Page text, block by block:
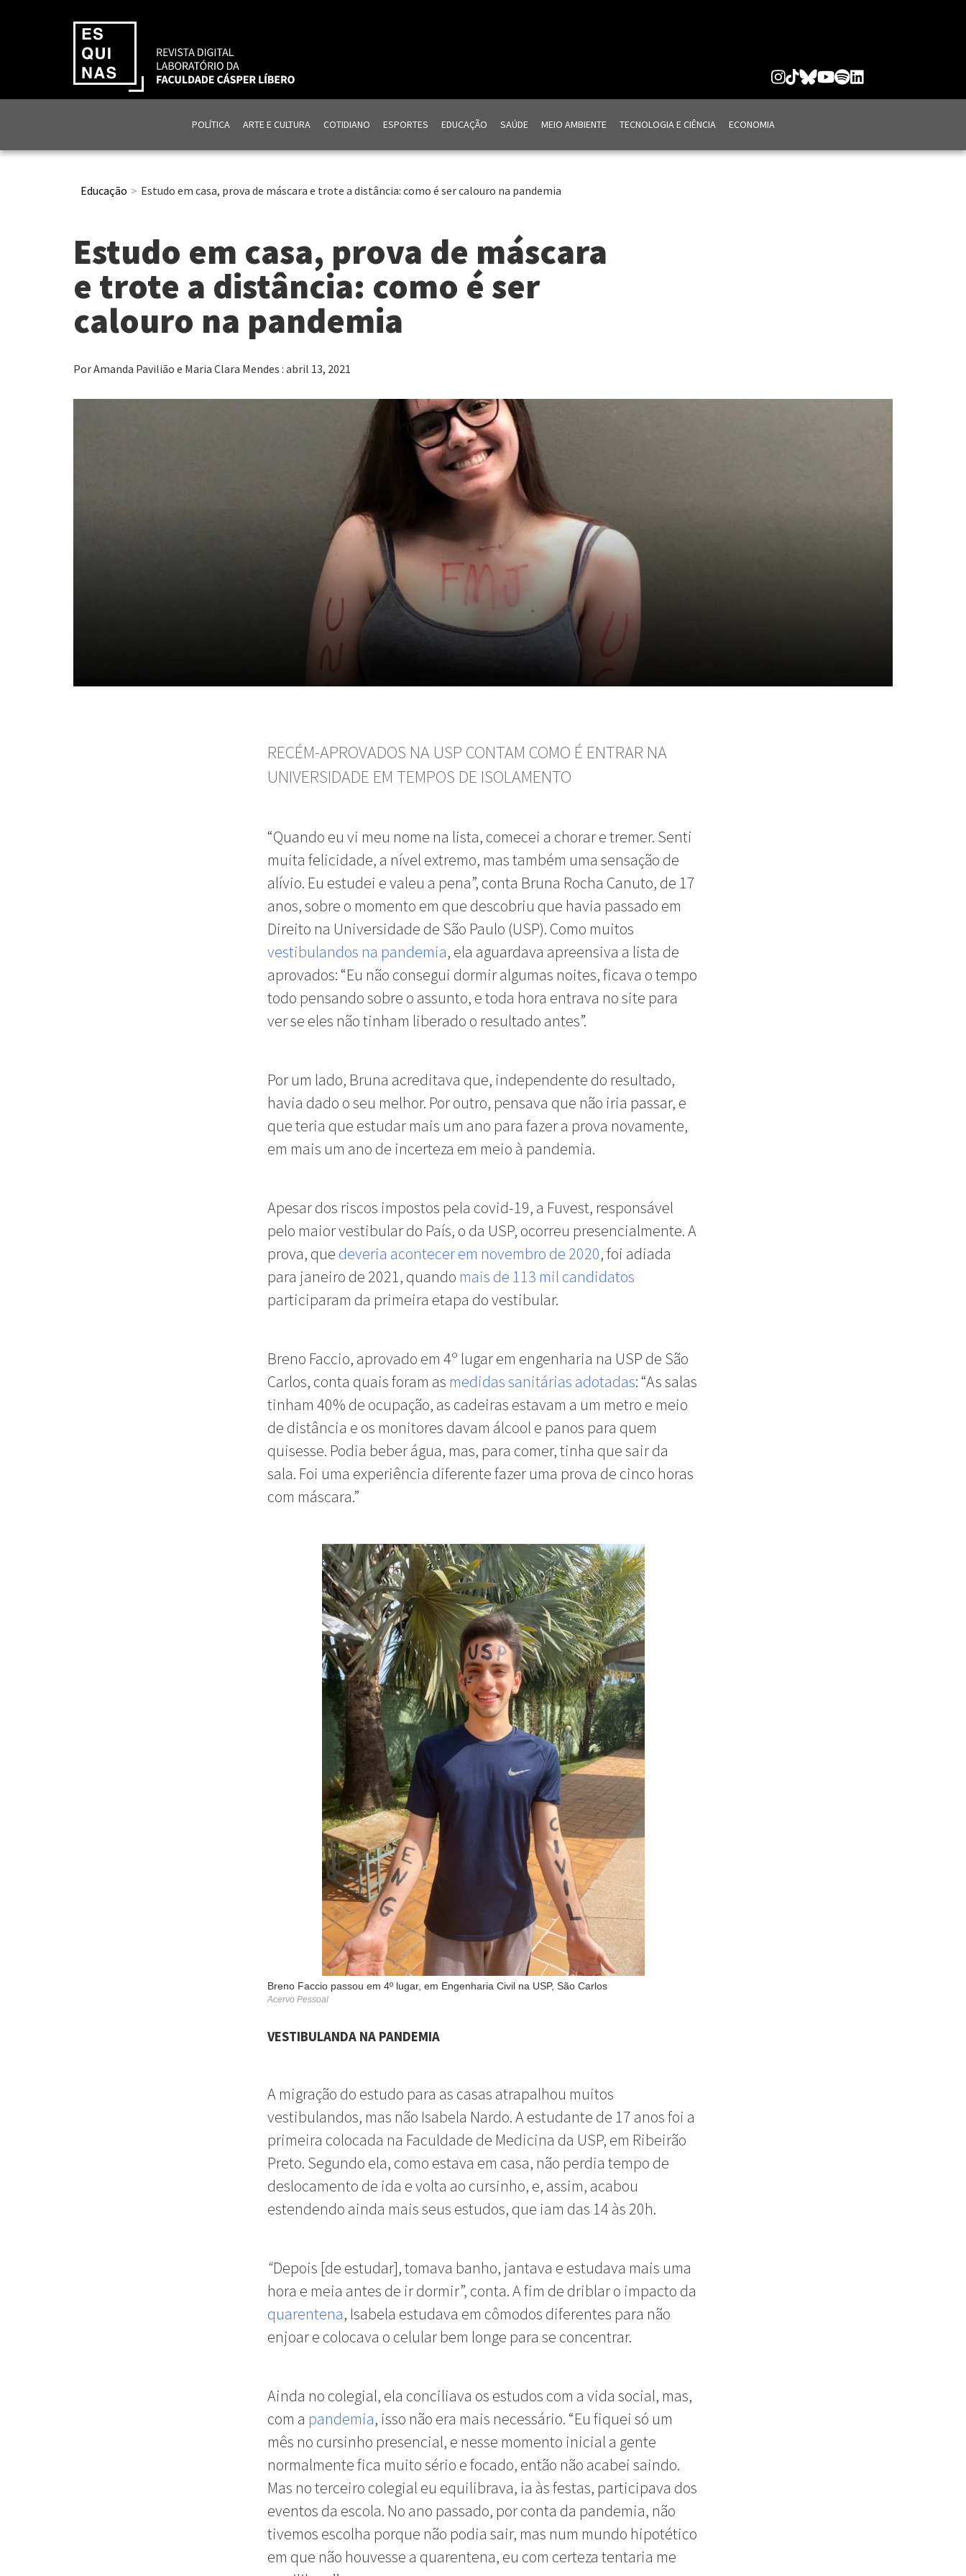
POLÍTICA ARTE E CULTURA COTIDIANO ESPORTES EDUCAÇÃO SAÚDE MEIO AMBIENTE TECNOLOGIA E CIÊNCIA ECONOMIA
Educação Estudo em casa, prova de máscara e trote a distância: como é ser calouro na pandemia
Estudo em casa, prova de máscara
e trote a distância: como é ser
calouro na pandemia
Por Amanda Pavilião e Maria Clara Mendes : abril 13, 2021
RECÉM-APROVADOS NA USP CONTAM COMO É ENTRAR NA
UNIVERSIDADE EM TEMPOS DE ISOLAMENTO
“Quando eu vi meu nome na lista, comecei a chorar e tremer. Senti
muita felicidade, a nível extremo, mas também uma sensação de
alívio. Eu estudei e valeu a pena”, conta Bruna Rocha Canuto, de 17
anos, sobre o momento em que descobriu que havia passado em
Direito na Universidade de São Paulo (USP). Como muitos
vestibulandos na pandemia, ela aguardava apreensiva a lista de
aprovados: “Eu não consegui dormir algumas noites, ficava o tempo
todo pensando sobre o assunto, e toda hora entrava no site para
ver se eles não tinham liberado o resultado antes”.
Por um lado, Bruna acreditava que, independente do resultado,
havia dado o seu melhor. Por outro, pensava que não iria passar, e
que teria que estudar mais um ano para fazer a prova novamente,
em mais um ano de incerteza em meio à pandemia.
Apesar dos riscos impostos pela covid-19, a Fuvest, responsável
pelo maior vestibular do País, o da USP, ocorreu presencialmente. A
prova, que deveria acontecer em novembro de 2020, foi adiada
para janeiro de 2021, quando mais de 113 mil candidatos
participaram da primeira etapa do vestibular.
Breno Faccio, aprovado em 4º lugar em engenharia na USP de São
Carlos, conta quais foram as medidas sanitárias adotadas: “As salas
tinham 40% de ocupação, as cadeiras estavam a um metro e meio
de distância e os monitores davam álcool e panos para quem
quisesse. Podia beber água, mas, para comer, tinha que sair da
sala. Foi uma experiência diferente fazer uma prova de cinco horas
com máscara.”
Breno Faccio passou em 4º lugar, em Engenharia Civil na USP, São Carlos
Acervo Pessoal
VESTIBULANDA NA PANDEMIA
A migração do estudo para as casas atrapalhou muitos
vestibulandos, mas não Isabela Nardo. A estudante de 17 anos foi a
primeira colocada na Faculdade de Medicina da USP, em Ribeirão
Preto. Segundo ela, como estava em casa, não perdia tempo de
deslocamento de ida e volta ao cursinho, e, assim, acabou
estendendo ainda mais seus estudos, que iam das 14 às 20h.
“Depois [de estudar], tomava banho, jantava e estudava mais uma
hora e meia antes de ir dormir”, conta. A fim de driblar o impacto da
quarentena, Isabela estudava em cômodos diferentes para não
enjoar e colocava o celular bem longe para se concentrar.
Ainda no colegial, ela conciliava os estudos com a vida social, mas,
com a pandemia, isso não era mais necessário. “Eu fiquei só um
mês no cursinho presencial, e nesse momento inicial a gente
normalmente fica muito sério e focado, então não acabei saindo.
Mas no terceiro colegial eu equilibrava, ia às festas, participava dos
eventos da escola. No ano passado, por conta da pandemia, não
tivemos escolha porque não podia sair, mas num mundo hipotético
em que não houvesse a quarentena, eu com certeza tentaria me